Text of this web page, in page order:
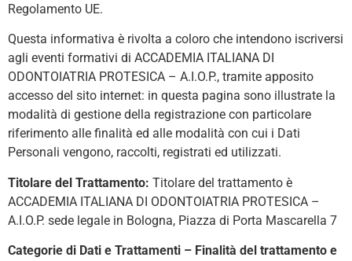
Regolamento UE.
Questa informativa è rivolta a coloro che intendono iscriversi
agli eventi formativi di ACCADEMIA ITALIANA DI
ODONTOIATRIA PROTESICA – A.I.O.P., tramite apposito
accesso del sito internet: in questa pagina sono illustrate la
modalità di gestione della registrazione con particolare
riferimento alle finalità ed alle modalità con cui i Dati
Personali vengono, raccolti, registrati ed utilizzati.
Titolare del Trattamento: Titolare del trattamento è
ACCADEMIA ITALIANA DI ODONTOIATRIA PROTESICA –
A.I.O.P. sede legale in Bologna, Piazza di Porta Mascarella 7
Categorie di Dati e Trattamenti – Finalità del trattamento e